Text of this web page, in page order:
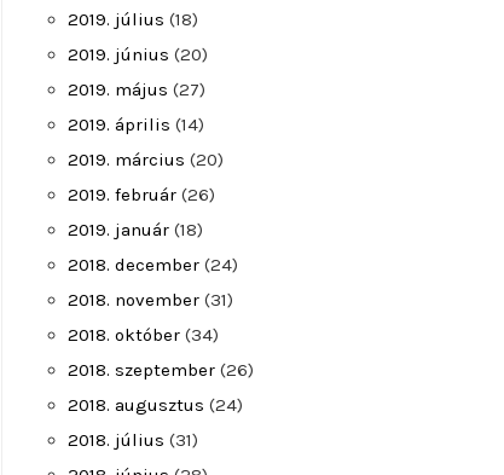
2019. július (18)
2019. június (20)
2019. május (27)
2019. április (14)
2019. március (20)
2019. február (26)
2019. január (18)
2018. december (24)
2018. november (31)
2018. október (34)
2018. szeptember (26)
2018. augusztus (24)
2018. július (31)